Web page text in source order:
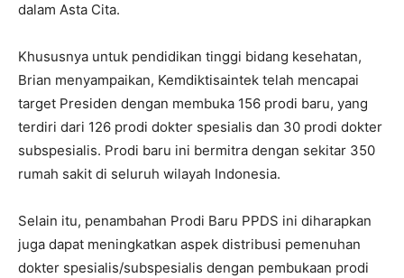
dalam Asta Cita.
Khususnya untuk pendidikan tinggi bidang kesehatan,
Brian menyampaikan, Kemdiktisaintek telah mencapai
target Presiden dengan membuka 156 prodi baru, yang
terdiri dari 126 prodi dokter spesialis dan 30 prodi dokter
subspesialis. Prodi baru ini bermitra dengan sekitar 350
rumah sakit di seluruh wilayah Indonesia.
Selain itu, penambahan Prodi Baru PPDS ini diharapkan
juga dapat meningkatkan aspek distribusi pemenuhan
dokter spesialis/subspesialis dengan pembukaan prodi